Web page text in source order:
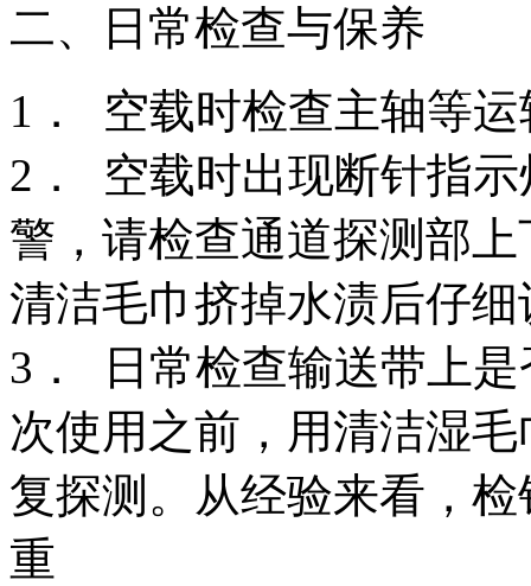
二、日常检查与保养
1． 空载时检查主轴等
2． 空载时出现断针指
警，请检查通道探测部
清洁毛巾挤掉水渍后仔
3． 日常检查输送带上
次使用之前，用清洁湿
复探测。从经验来看，
重